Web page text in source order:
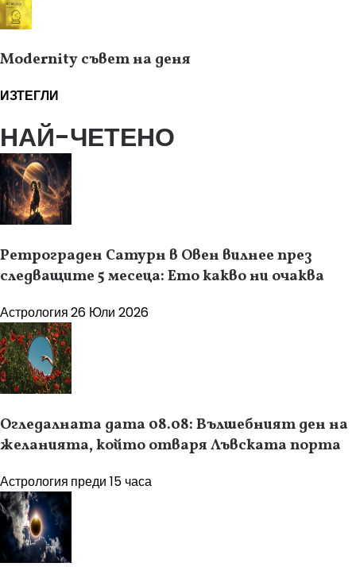
Modernity съвет на деня
ИЗТЕГЛИ
НАЙ-ЧЕТЕНО
Ретрограден Сатурн в Овен вилнее през
следващите 5 месеца: Ето какво ни очаква
Астрология26 Юли 2026
Огледалната дата 08.08: Вълшебният ден на
желанията, който отваря Лъвската порта
Астрология преди 15 часа